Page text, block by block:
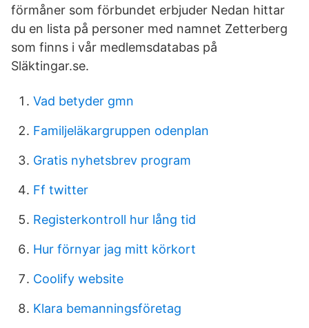
förmåner som förbundet erbjuder Nedan hittar
du en lista på personer med namnet Zetterberg
som finns i vår medlemsdatabas på
Släktingar.se.
Vad betyder gmn
Familjeläkargruppen odenplan
Gratis nyhetsbrev program
Ff twitter
Registerkontroll hur lång tid
Hur förnyar jag mitt körkort
Coolify website
Klara bemanningsföretag